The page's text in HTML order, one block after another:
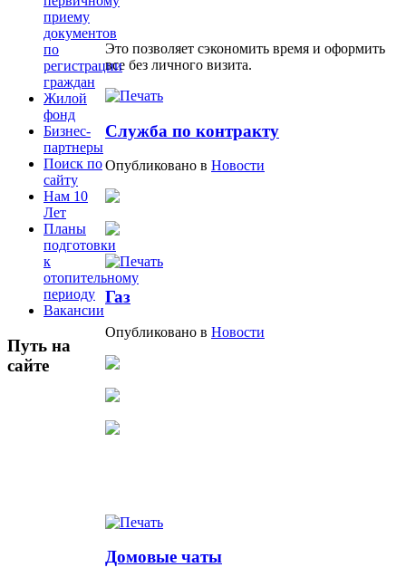
Это позволяет сэкономить время и оформить
все без личного визита.
Служба по контракту
Опубликовано в Новости
Газ
Опубликовано в Новости
Домовые чаты
приему
документов
по
регистрации
граждан
Жилой
фонд
Бизнес-
партнеры
Поиск по
сайту
Нам 10
Лет
Планы
подготовки
к
отопительному
периоду
Вакансии
Путь на
сайте